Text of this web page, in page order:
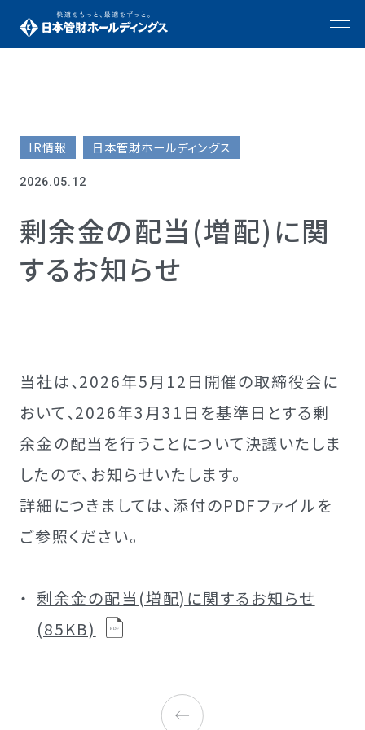
IR情報 日本管財ホールディングス
2026.05.12
剰余金の配当(増配)に関
するお知らせ
当社は、2026年5月12日開催の取締役会に
おいて、2026年3月31日を基準日とする剰
余金の配当を行うことについて決議いたしま
したので、お知らせいたします。
詳細につきましては、添付のPDFファイルを
ご参照ください。
剰余金の配当(増配)に関するお知らせ
(85KB)